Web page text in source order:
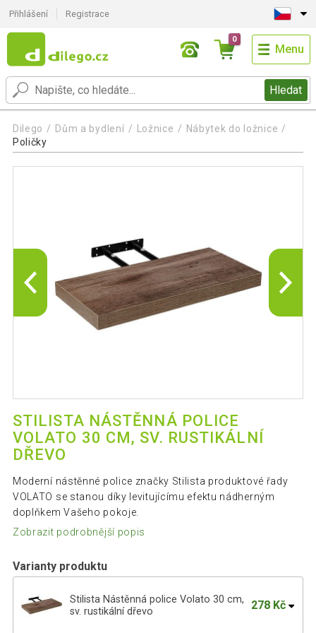
Přihlášení Registrace
Hledat
0
Menu
Dilego Dům a bydlení Ložnice
Nábytek do ložnice
Poličky
STILISTA NÁSTĚNNÁ POLICE
VOLATO 30 CM, SV. RUSTIKÁLNÍ
DŘEVO
Moderní nástěnné police značky Stilista produktové řady
VOLATO se stanou díky levitujícímu efektu nádherným
doplňkem Vašeho pokoje.
Zobrazit podrobnější popis
Varianty produktu
Stilista Nástěnná police Volato 30 cm,
sv. rustikální dřevo
278 Kč